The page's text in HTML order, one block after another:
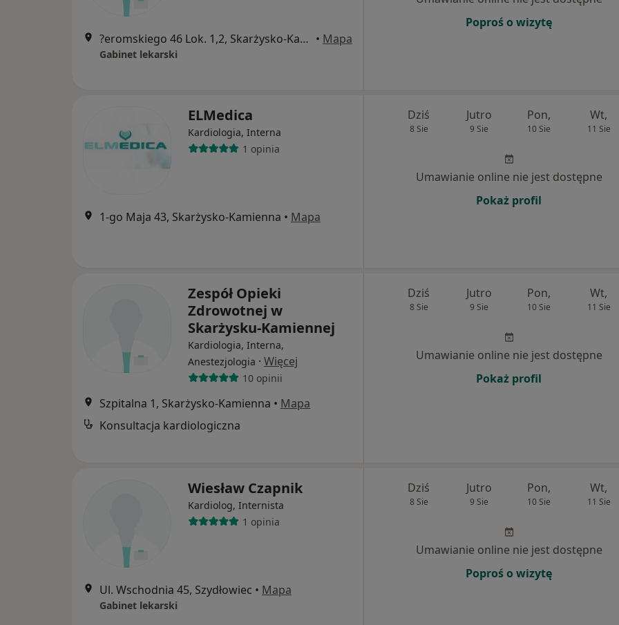
?eromskiego 46 Lok. 1,2, Skarżysko-Kamienna • Mapa
Gabinet lekarski
Poproś o wizytę
ELMedica
Kardiologia, Interna
1 opinia
1-go Maja 43, Skarżysko-Kamienna • Mapa
Dziś
8 Sie
Jutro
9 Sie
Pon,
10 Sie
Wt,
11 Sie
Umawianie online nie jest dostępne
Pokaż profil
Zespół Opieki
Zdrowotnej w
Skarżysku-Kamiennej
Kardiologia, Interna,
Anestezjologia · Więcej
10 opinii
Szpitalna 1, Skarżysko-Kamienna • Mapa
Konsultacja kardiologiczna
Dziś
8 Sie
Jutro
9 Sie
Pon,
10 Sie
Wt,
11 Sie
Umawianie online nie jest dostępne
Pokaż profil
Wiesław Czapnik
Kardiolog, Internista
1 opinia
Ul. Wschodnia 45, Szydłowiec • Mapa
Gabinet lekarski
Dziś
8 Sie
Jutro
9 Sie
Pon,
10 Sie
Wt,
11 Sie
Umawianie online nie jest dostępne
Poproś o wizytę